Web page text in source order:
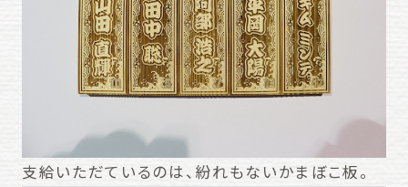
支給いただているのは、紛れもないかまぼこ板。